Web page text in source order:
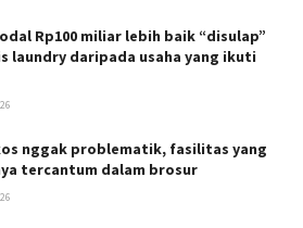
Rp100 miliar lebih baik “disulap”
laundry daripada usaha yang ikuti
nggak problematik, fasilitas yang
tercantum dalam brosur